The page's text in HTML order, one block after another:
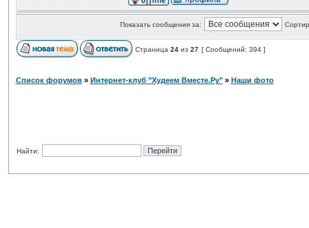
Показать сообщения за:
Страница 24из 27 [ Сообщений: 394 ]
Список форумов» Интернет-клуб "Худеем Вместе.Ру"» Наши фото
Найти: